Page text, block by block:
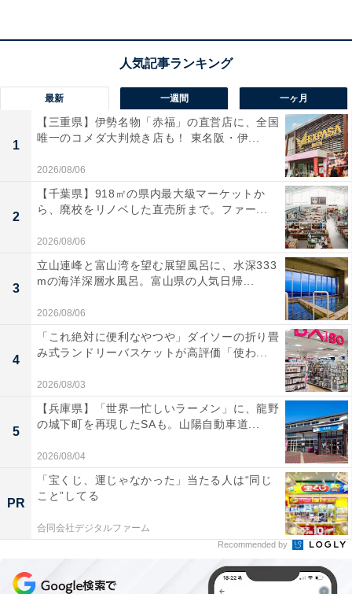
交通手段：近鉄賢島駅より送迎バスにて約3分／伊勢自
約40分
料金
大人1名（参考価格）：1万4000円
※料金は公式Webサイト参考価格
※プラン・部屋により価格は変動します
チェックイン・チェックアウト
チェックイン：15:00
チェックアウト：10:00
※プランにより時間が異なる可能性があります
【三重県の人気ホテル】「賢島宝生苑」が選
ばれる理由
最新 一週間 一ヶ月
1
【三重県】伊勢名物「赤福」の直営店に、全国
唯一のコメダ大判焼き店も！ 東名阪・伊...
2026/08/06
2
【千葉県】918㎡の県内最大級マーケットか
ら、廃校をリノベした直売所まで。ファー...
2026/08/06
3
立山連峰と富山湾を望む展望風呂に、水深333
mの海洋深層水風呂。富山県の人気日帰...
2026/08/06
4
「これ絶対に便利なやつや」ダイソーの折り畳
み式ランドリーバスケットが高評価「使わ...
2026/08/03
5
【兵庫県】「世界一忙しいラーメン」に、龍野
の城下町を再現したSAも。山陽自動車道...
2026/08/04
PR
「宝くじ、運じゃなかった」当たる人は“同じ
こと”してる
合同会社デジタルファーム
Recommended by